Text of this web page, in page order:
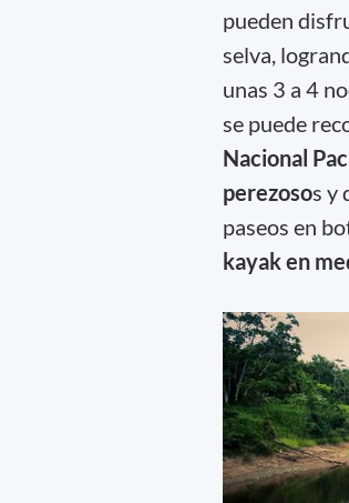
pueden
selva,
unas 3 a 4
se puede
Nacional
perezosos y
paseos en
kayak en